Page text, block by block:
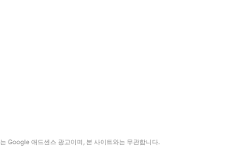
Google 애드센스 광고이며, 본 사이트와는 무관합니다.